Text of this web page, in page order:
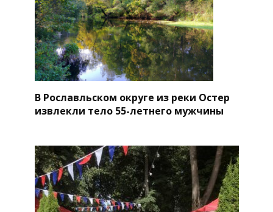
В Рославльском округе из реки Остер
извлекли тело 55-летнего мужчины